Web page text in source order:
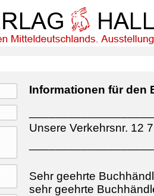
Informationen für den
Unsere Verkehrsnr. 12
Sehr geehrte
sehr geehrte